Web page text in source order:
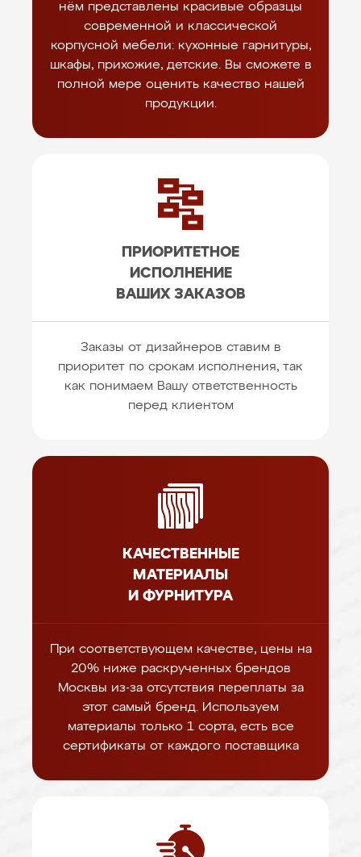
нём представлены красивые образцы
современной и классической
корпусной мебели: кухонные гарнитуры,
шкафы, прихожие, детские. Вы сможете в
полной мере оценить качество нашей
продукции.
ПРИОРИТЕТНОЕ
ИСПОЛНЕНИЕ
ВАШИХ ЗАКАЗОВ
Заказы от дизайнеров ставим в
приоритет по срокам исполнения, так
как понимаем Вашу ответственность
перед клиентом
КАЧЕСТВЕННЫЕ
МАТЕРИАЛЫ
И ФУРНИТУРА
При соответствующем качестве, цены на
20% ниже раскрученных брендов
Москвы из-за отсутствия переплаты за
этот самый бренд. Используем
материалы только 1 сорта, есть все
сертификаты от каждого поставщика